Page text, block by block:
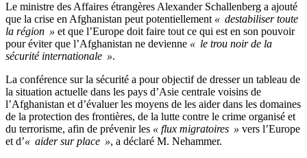
Le ministre des Affaires étrangères Alexander Schallenberg a ajouté
que la crise en Afghanistan peut potentiellement « destabiliser toute
la région » et que l’Europe doit faire tout ce qui est en son pouvoir
pour éviter que l’Afghanistan ne devienne « le trou noir de la
sécurité internationale ».
La conférence sur la sécurité a pour objectif de dresser un tableau de
la situation actuelle dans les pays d’Asie centrale voisins de
l’Afghanistan et d’évaluer les moyens de les aider dans les domaines
de la protection des frontières, de la lutte contre le crime organisé et
du terrorisme, afin de prévenir les « flux migratoires » vers l’Europe
et d’« aider sur place », a déclaré M. Nehammer.